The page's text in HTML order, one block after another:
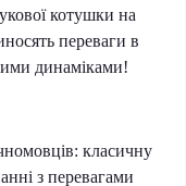
котушки на
переваги в
динаміками!
класичну
з перевагами